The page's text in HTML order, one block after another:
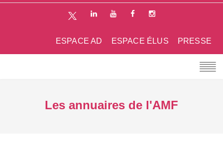
PRESSE
ESPACE ÉLUS
ESPACE AD
Les annuaires de l'AMF